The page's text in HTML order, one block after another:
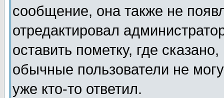
сообщение, она также не
отредактировал
оставить пометку, где
обычные пользователи не
уже кто-то ответил.